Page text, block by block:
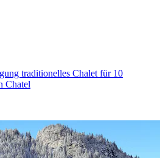
traditionelles Chalet für 10
Chatel